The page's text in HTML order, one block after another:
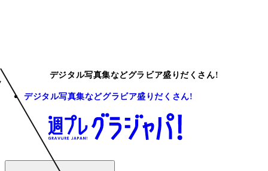
デジタル写真集などグラビア盛りだくさん!
デジタル写真集などグラビア盛りだくさん!